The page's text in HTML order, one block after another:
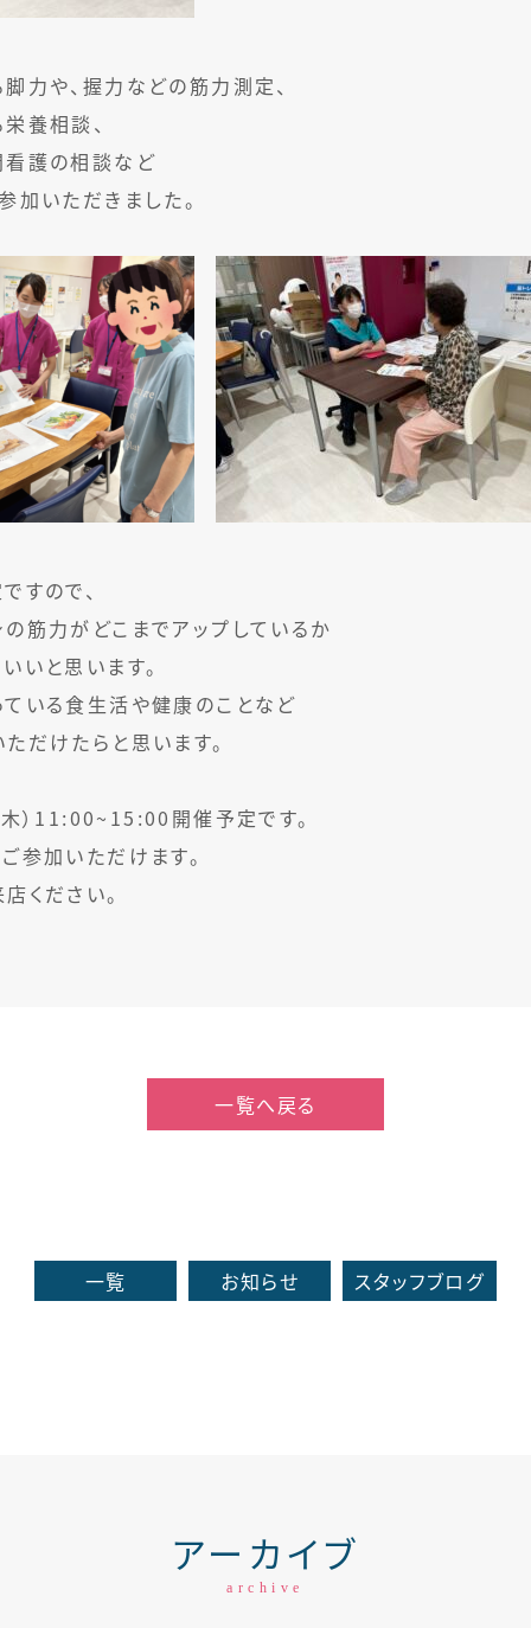
力や、握力などの筋力測定、
養相談、
護の相談など
加いただきました。
すので、
筋力がどこまでアップしているか
いと思います。
いる食生活や健康のことなど
だけたらと思います。
）11:00~15:00開催予定です。
参加いただけます。
ください。
一覧へ戻る
一覧 お知らせ スタッフブログ
アーカイブ
archive